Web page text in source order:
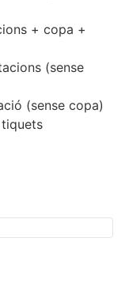
+ copa +
(sense
(sense copa)